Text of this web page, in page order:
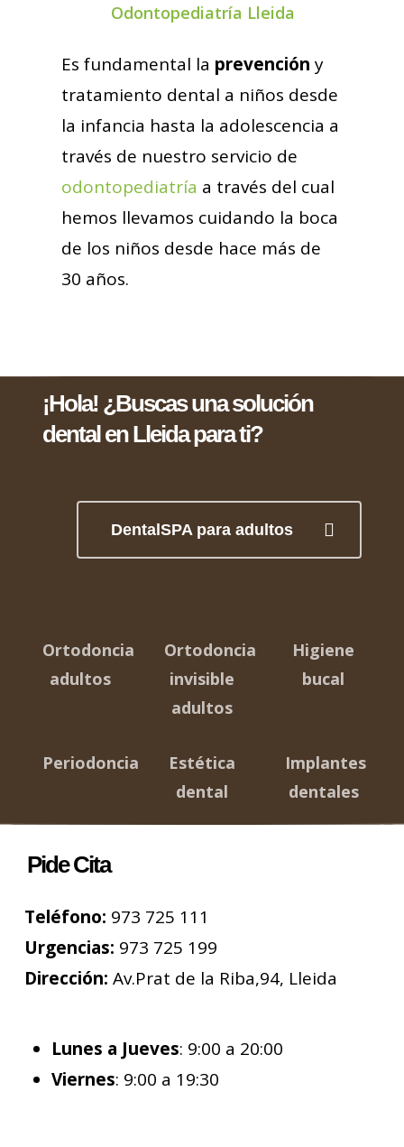
Odontopediatría Lleida
Es fundamental la prevención y
tratamiento dental a niños desde
la infancia hasta la adolescencia a
través de nuestro servicio de
odontopediatría a través del cual
hemos llevamos cuidando la boca
de los niños desde hace más de
30 años.
¡Hola! ¿Buscas una solución
dental en Lleida para ti?
DentalSPA para adultos
Ortodoncia
adultos
Ortodoncia
invisible
adultos
Higiene
bucal
Periodoncia
Estética
dental
Implantes
dentales
Pide Cita
Teléfono: 973 725 111
Urgencias: 973 725 199
Dirección: Av.Prat de la Riba,94, Lleida
Lunes a Jueves: 9:00 a 20:00
Viernes: 9:00 a 19:30